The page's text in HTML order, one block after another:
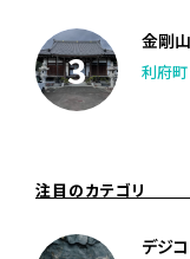
金剛
利府町
注目のカテゴリ
デジ